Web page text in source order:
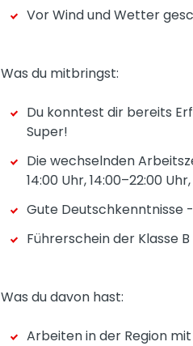
Vor Wind und Wetter
Was du mitbringst:
Du konntest dir bereits
Super!
Die wechselnden
14:00 Uhr, 14:00–22:00
Gute Deutschkenntnisse
Führerschein der Klasse
Was du davon hast:
Arbeiten in der Region